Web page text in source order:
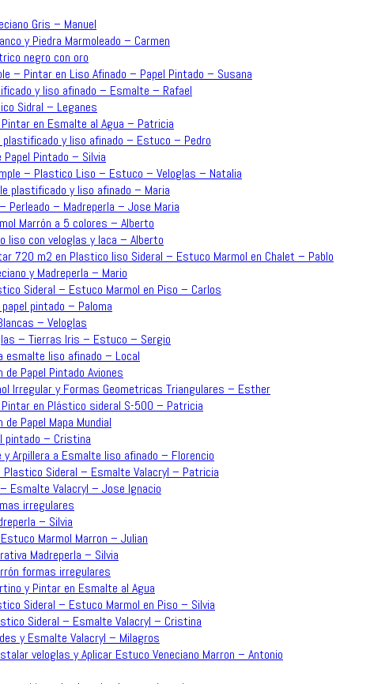
Gris – Manuel
y Piedra Marmoleado – Carmen
negro con oro
– Pintar en Liso Afinado – Papel Pintado – Susana
y liso afinado – Esmalte – Rafael
Sidral – Leganes
en Esmalte al Agua – Patricia
y liso afinado – Estuco – Pedro
Pintado – Silvia
– Plastico Liso – Estuco – Veloglas – Natalia
plastificado y liso afinado – Maria
Perleado – Madreperla – Jose Maria
Marrón a 5 colores – Alberto
liso con veloglas y laca – Alberto
720 m2 en Plastico liso Sideral – Estuco Marmol en Chalet – Pablo
y Madreperla – Mario
Sideral – Estuco Marmol en Piso – Carlos
pintado – Paloma
– Veloglas
– Tierras Iris – Estuco – Sergio
esmalte liso afinado – Local
Papel Pintado Aviones
Irregular y Formas Geometricas Triangulares – Esther
en Plástico sideral S-500 – Patricia
Papel Mapa Mundial
pintado – Cristina
Arpillera a Esmalte liso afinado – Florencio
Sideral – Esmalte Valacryl – Patricia
Esmalte Valacryl – Jose Ignacio
irregulares
– Silvia
Marmol Marron – Julian
Madreperla – Silvia
formas irregulares
y Pintar en Esmalte al Agua
Sideral – Estuco Marmol en Piso – Silvia
Sideral – Esmalte Valacryl – Cristina
y Esmalte Valacryl – Milagros
veloglas y Aplicar Estuco Veneciano Marron – Antonio